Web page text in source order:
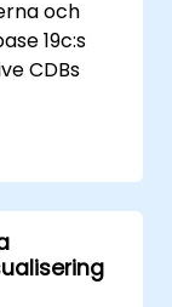
och
19c.
och
19c:s
CDBs
pluggbar